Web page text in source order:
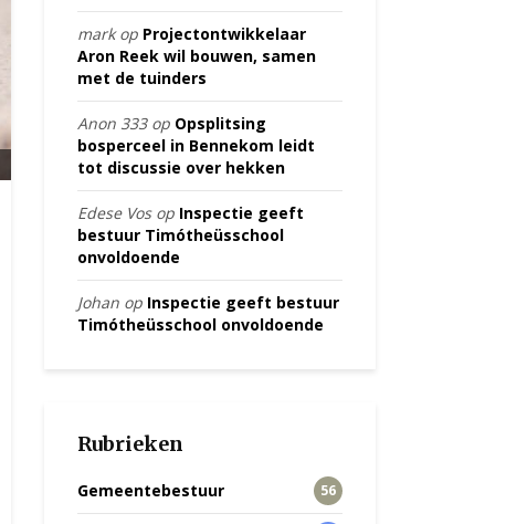
markop Projectontwikkelaar
Aron Reek wil bouwen, samen
met de tuinders
Anon 333op Opsplitsing
bosperceel in Bennekom leidt
tot discussie over hekken
Edese Vosop Inspectie geeft
bestuur Timótheüsschool
onvoldoende
Johan op Inspectie geeft bestuur
Timótheüsschool onvoldoende
Rubrieken
Gemeentebestuur 56